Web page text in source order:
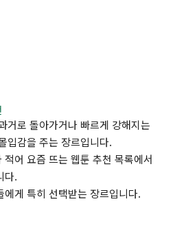
거로 돌아가거나 빠르게 강해지는
입감을 주는 장르입니다.
어 요즘 뜨는 웹툰 추천 목록에서
다.
게 특히 선택받는 장르입니다.